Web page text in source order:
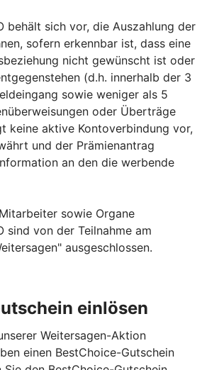
behält sich vor, die Auszahlung der
sofern erkennbar ist, dass eine
nicht gewünscht ist oder
(d.h. innerhalb der 3
sowie weniger als 5
oder Überträge
keine aktive Kontoverbindung vor,
und der Prämienantrag
an den die werbende
sowie Organe
sind von der Teilnahme am
ausgeschlossen.
einlösen
Weitersagen-Aktion
einen BestChoice-Gutschein